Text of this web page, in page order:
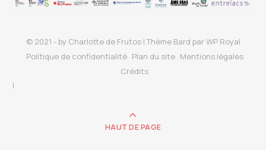
© 2021 - by Charlotte de Frutos |Thème Bard parWP Royal
Politique de confidentialité Plan du site Mentions légales
Crédits
HAUT DE PAGE